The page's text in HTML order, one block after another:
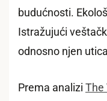
budućnosti.
Istražujući
odnosno njen
Prema analizi The